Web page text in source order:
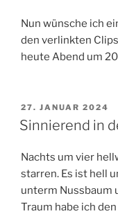
Nun wünsche ich
den verlinkten
heute Abend um
VERÖFFENTLICHT
AM
27. JANUAR 2024
Sinnierend in
Nachts um vier
starren. Es ist hell
unterm Nussbaum
Traum habe ich